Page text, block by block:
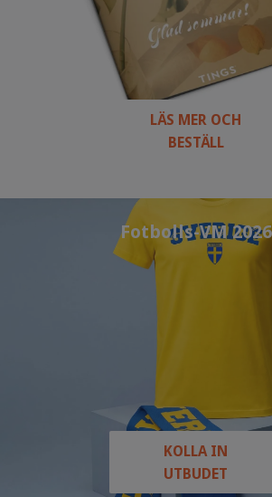
LÄS MER OCH
BESTÄLL
Fotbolls-VM 2026
KOLLA IN
UTBUDET